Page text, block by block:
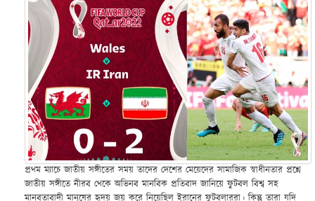
প্রথম ম্যাচে জাতীয় সঙ্গীতের সময় তাদের দেশের মেয়েদের সামাজিক স্বাধীনতার প্রশ্নে
জাতীয় সঙ্গীতে নীরব থেকে অভিনব মানবিক প্রতিবাদ জানিয়ে ফুটবল বিশ্ব সহ